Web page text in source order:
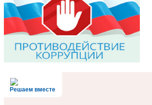
Решаем вместе